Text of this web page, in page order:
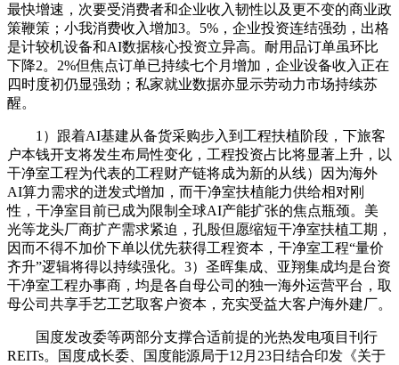
最快增速，次要受消费者和企业收入韧性以及更不变的商业政
策鞭策；小我消费收入增加3。5%，企业投资连结强劲，出格
是计较机设备和AI数据核心投资立异高。耐用品订单虽环比
下降2。2%但焦点订单已持续七个月增加，企业设备收入正在
四时度初仍显强劲；私家就业数据亦显示劳动力市场持续苏
醒。
1）跟着AI基建从备货采购步入到工程扶植阶段，下旅客
户本钱开支将发生布局性变化，工程投资占比将显著上升，以
干净室工程为代表的工程财产链将成为新的从线）因为海外
AI算力需求的迸发式增加，而干净室扶植能力供给相对刚
性，干净室目前已成为限制全球AI产能扩张的焦点瓶颈。美
光等龙头厂商扩产需求紧迫，孔殷但愿缩短干净室扶植工期，
因而不得不加价下单以优先获得工程资本，干净室工程“量价
齐升”逻辑将得以持续强化。3）圣晖集成、亚翔集成均是台资
干净室工程办事商，均是各自母公司的独一海外运营平台，取
母公司共享手艺工艺取客户资本，充实受益大客户海外建厂。
国度发改委等两部分支撑合适前提的光热发电项目刊行
REITs。国度成长委、国度能源局于12月23日结合印发《关于